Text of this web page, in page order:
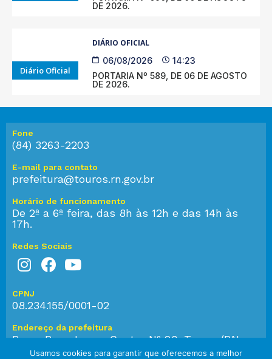
DE 2026.
Diário Oficial
DIÁRIO OFICIAL
06/08/2026
14:23
PORTARIA Nº 589, DE 06 DE AGOSTO
DE 2026.
Fone
(84) 3263-2203
E-mail para contato
prefeitura@touros.rn.gov.br
Horário de funcionamento
De 2ª a 6ª feira, das 8h às 12h e das 14h às
17h.
Redes Sociais
CPNJ
08.234.155/0001-02
Endereço da prefeitura
Praça Bom Jesus, Centro Nº 28, Touros/RN,
CEP: 59.584-000
Usamos cookies para garantir que oferecemos a melhor